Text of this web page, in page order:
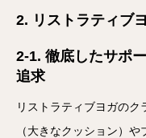
2. リストラティブ
2-1. 徹底したサポ
追求
リストラティブヨガの
（大きなクッション）